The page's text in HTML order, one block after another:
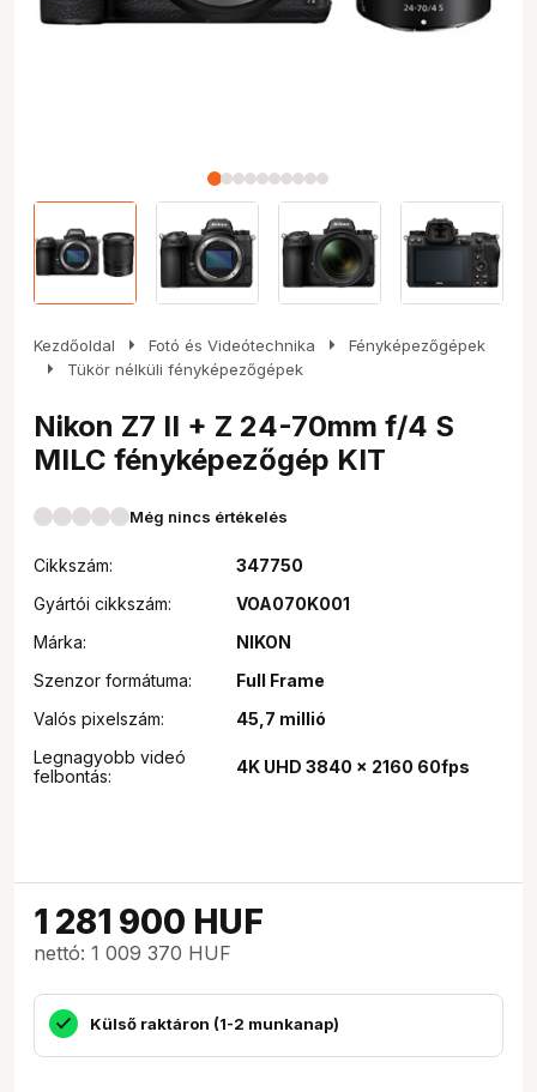
Kezdőoldal arrow_right Fotó és Videótechnika arrow_right Fényképezőgépek
arrow_right Tükör nélküli fényképezőgépek
Nikon Z7 II + Z 24-70mm f/4 S
MILC fényképezőgép KIT
Még nincs értékelés
Cikkszám:
347750
Gyártói cikkszám:
VOA070K001
Márka:
NIKON
Szenzor formátuma:
Full Frame
Valós pixelszám:
45,7 millió
Legnagyobb videó
felbontás:
4K UHD 3840 x 2160 60fps
1 281 900 HUF
nettó: 1 009 370 HUF
Külső raktáron (1-2 munkanap)